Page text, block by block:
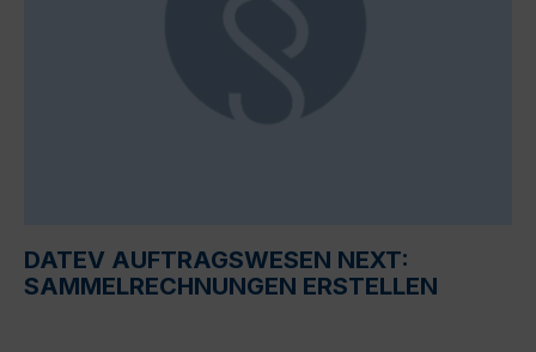
DATEV AUFTRAGSWESEN NEXT:
SAMMELRECHNUNGEN ERSTELLEN